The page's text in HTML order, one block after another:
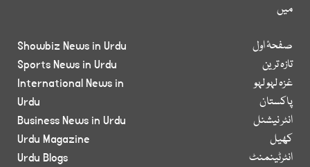
میں
صفحۂ اول
تازہ ترین
غزہ لہو لہو
پاکستان
انٹر نیشنل
کھیل
انٹرٹینمنٹ
Showbiz News in Urdu
Sports News in Urdu
International News in
Urdu
Business News in Urdu
Urdu Magazine
Urdu Blogs